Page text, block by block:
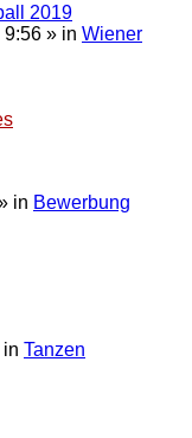
2019
9:56 » in Wiener
in Bewerbung
in Tanzen